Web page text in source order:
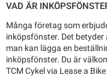
VAD ÄR
Många företag som
inköpsfönster. Det
man kan lägga en
inköpsfönster. Du är
TCM Cykel via Lease a